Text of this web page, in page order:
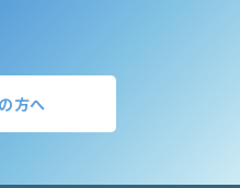
方へ